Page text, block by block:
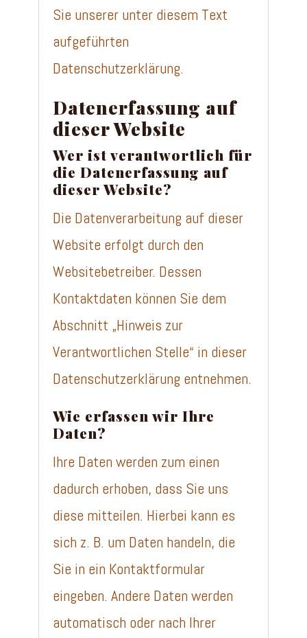
Sie unserer unter diesem Text
aufgeführten
Datenschutzerklärung.
Datenerfassung auf
dieser Website
Wer ist verantwortlich für
die Datenerfassung auf
dieser Website?
Die Datenverarbeitung auf dieser
Website erfolgt durch den
Websitebetreiber. Dessen
Kontaktdaten können Sie dem
Abschnitt „Hinweis zur
Verantwortlichen Stelle“ in dieser
Datenschutzerklärung entnehmen.
Wie erfassen wir Ihre
Daten?
Ihre Daten werden zum einen
dadurch erhoben, dass Sie uns
diese mitteilen. Hierbei kann es
sich z. B. um Daten handeln, die
Sie in ein Kontaktformular
eingeben. Andere Daten werden
automatisch oder nach Ihrer